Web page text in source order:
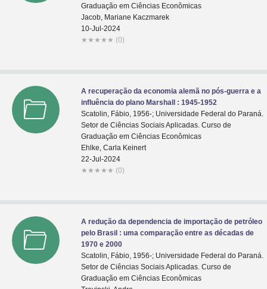
Graduação em Ciências Econômicas
Jacob, Mariane Kaczmarek
10-Jul-2024
★ ★ ★ ★ ★ (0)
A recuperação da economia alemã no pós-guerra e a
influência do plano Marshall : 1945-1952
Scatolin, Fábio, 1956-; Universidade Federal do Paraná.
Setor de Ciências Sociais Aplicadas. Curso de
Graduação em Ciências Econômicas
Ehlke, Carla Keinert
22-Jul-2024
★ ★ ★ ★ ★ (0)
A redução da dependencia de importação de petróleo
pelo Brasil : uma comparação entre as décadas de
1970 e 2000
Scatolin, Fábio, 1956-; Universidade Federal do Paraná.
Setor de Ciências Sociais Aplicadas. Curso de
Graduação em Ciências Econômicas